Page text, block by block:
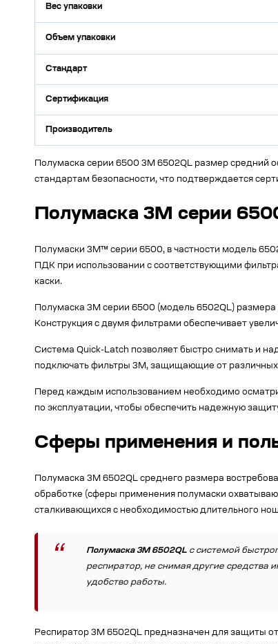
Вес упаковки
Объем упаковки
Стандарт
Сертификация
Производитель
Полумаска серии 6500 3М 6502QL размер средний
стандартам безопасности, что подтверждается
Полумаска 3M серии
Полумаски 3M™ серии 6500, в частности модель
ПДК при использовании с соответствующими
каски.
Полумаска 3M серии 6500 (модель 6502QL)
Конструкция с двумя фильтрами обеспечивает
Система Quick-Latch позволяет быстро снимать и
подключать фильтры 3М, защищающие от различных
Перед каждым использованием необходимо
по эксплуатации, чтобы обеспечить надежную
Сферы применения и
Полумаска 3M 6502QL среднего размера
обработке (сферы применения полумаски
сталкивающихся с необходимостью длительного
Полумаска 3M 6502QL с системой
респиратор, не снимая другие
удобство работы.
Респиратор 3M 6502QL предназначен для защиты